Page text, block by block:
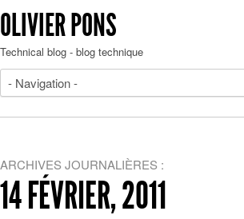
OLIVIER PONS
Technical blog - blog technique
ARCHIVES JOURNALIÈRES :
14 FÉVRIER, 2011